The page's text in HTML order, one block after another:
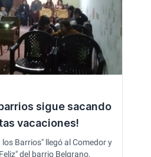
sigue sacando
vacaciones!
los Barrios" llegó al Comedor y
del barrio Belgrano,